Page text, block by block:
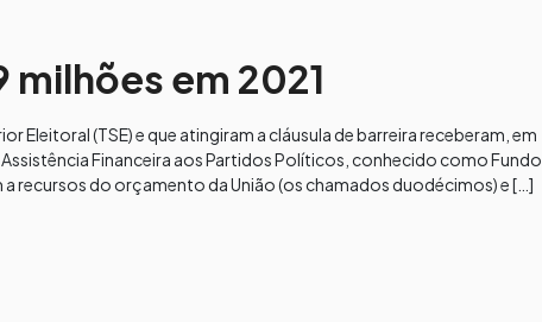
milhões em 2021
Eleitoral (TSE) e que atingiram a cláusula de barreira receberam, em
Financeira aos Partidos Políticos, conhecido como Fundo
recursos do orçamento da União (os chamados duodécimos) e […]